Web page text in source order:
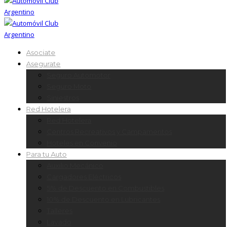
Asociate
Asegurate
Red Hotelera
Para tu Auto